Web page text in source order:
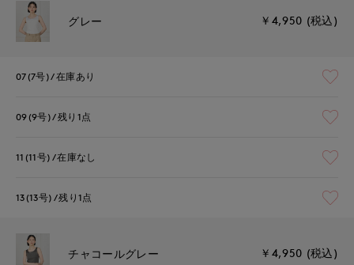
グレー ￥4,950 (税込)
07(7号) 在庫あり
09(9号) 残り1点
11(11号) 在庫なし
13(13号) 残り1点
チャコールグレー ￥4,950 (税込)